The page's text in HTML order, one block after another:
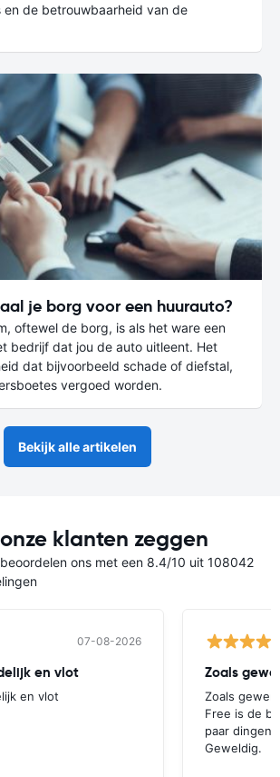
en de betrouwbaarheid van de
je borg voor een huurauto?
oftewel de borg, is als het ware een
bedrijf dat jou de auto uitleent. Het
dat bijvoorbeeld schade of diefstal,
vergoed worden.
Bekijk alle artikelen
klanten zeggen
ons met een 8.4/10 uit 108042
07-08-2026
en vlot
en vlot
Zoals
Free is de
paar dingen
Geweldig.